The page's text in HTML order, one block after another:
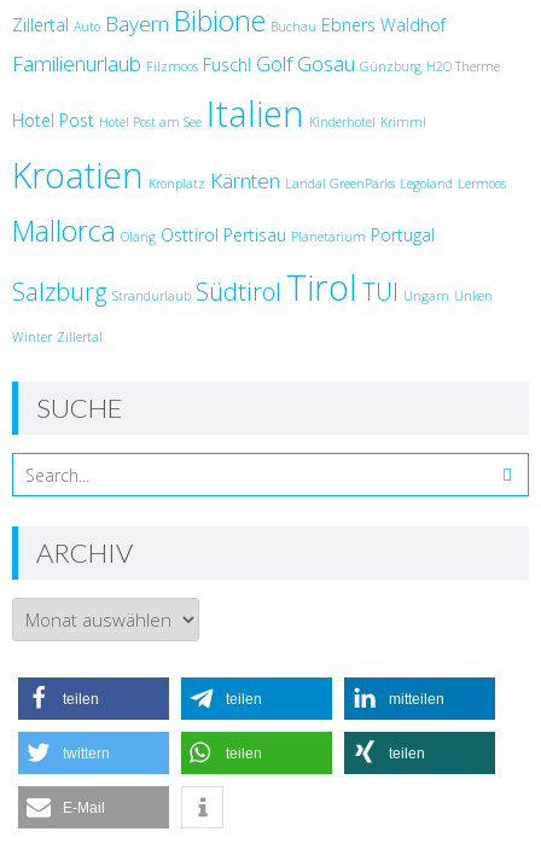
Zillertal Auto Bayern Bibione Buchau Ebners Waldhof
Familienurlaub Filzmoos Fuschl Golf Gosau Günzburg H2O Therme
Hotel Post Hotel Post am See Italien Kinderhotel Krimml
Kroatien Kronplatz Kärnten Landal GreenParks Legoland Lermoos
Mallorca Olang Osttirol Pertisau Planetarium Portugal
Salzburg Strandurlaub Südtirol Tirol TUI Ungarn Unken
Winter Zillertal
SUCHE
ARCHIV
Archiv
teilen teilen mitteilen
twittern teilen teilen
E-Mail